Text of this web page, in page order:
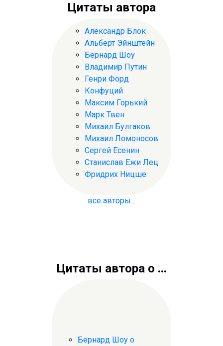
Цитаты автора
Александр Блок
Альберт Эйнштейн
Бернард Шоу
Владимир Путин
Генри Форд
Конфуций
Максим Горький
Марк Твен
Михаил Булгаков
Михаил Ломоносов
Сергей Есенин
Станислав Ежи Лец
Фридрих Ницше
все авторы...
Цитаты автора о ...
Бернард Шоу о